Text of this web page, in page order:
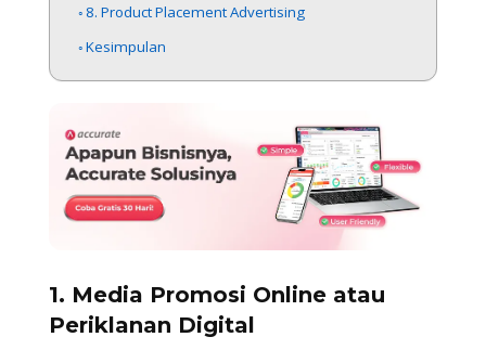
8. Product Placement Advertising
Kesimpulan
1. Media Promosi Online atau
Periklanan Digital